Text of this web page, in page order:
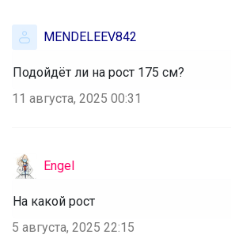
MENDELEEV842
Подойдёт ли на рост 175 см?
11 августа, 2025 00:31
Engel
На какой рост
5 августа, 2025 22:15